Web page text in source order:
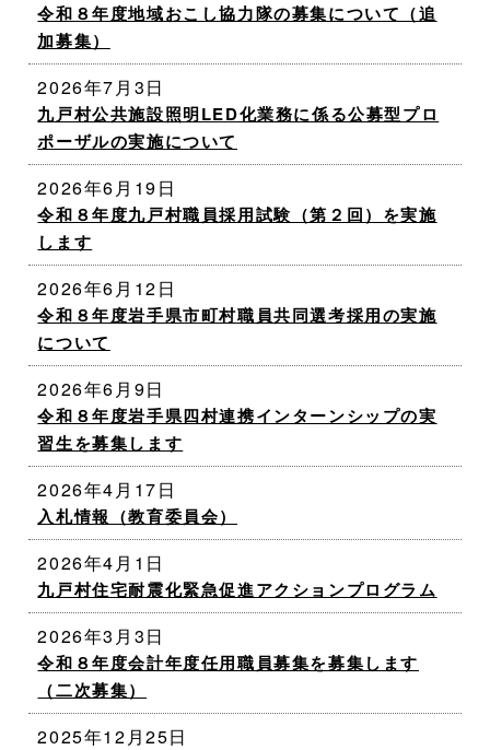
令和８年度地域おこし協力隊の募集について（追
加募集）
2026年7月3日
九戸村公共施設照明LED化業務に係る公募型プロ
ポーザルの実施について
2026年6月19日
令和８年度九戸村職員採用試験（第２回）を実施
します
2026年6月12日
令和８年度岩手県市町村職員共同選考採用の実施
について
2026年6月9日
令和８年度岩手県四村連携インターンシップの実
習生を募集します
2026年4月17日
入札情報（教育委員会）
2026年4月1日
九戸村住宅耐震化緊急促進アクションプログラム
2026年3月3日
令和８年度会計年度任用職員募集を募集します
（二次募集）
2025年12月25日